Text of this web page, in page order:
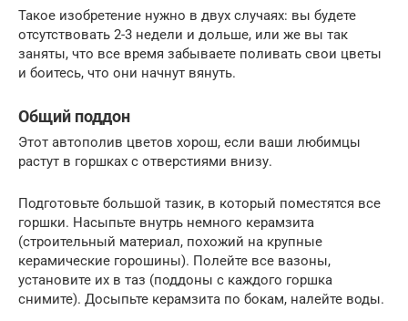
Такое изобретение нужно в двух случаях: вы будете
отсутствовать 2-3 недели и дольше, или же вы так
заняты, что все время забываете поливать свои цветы
и боитесь, что они начнут вянуть.
Общий поддон
Этот автополив цветов хорош, если ваши любимцы
растут в горшках с отверстиями внизу.
Подготовьте большой тазик, в который поместятся все
горшки. Насыпьте внутрь немного керамзита
(строительный материал, похожий на крупные
керамические горошины). Полейте все вазоны,
установите их в таз (поддоны с каждого горшка
снимите). Досыпьте керамзита по бокам, налейте воды.